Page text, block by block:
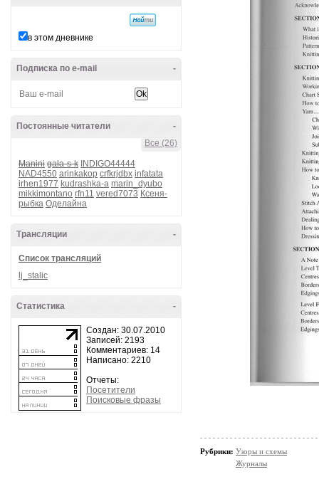
в этом дневнике
-
Подписка по e-mail
-
Постоянные читатели
Все (26)
Manini gala-s-k INDIGO44444
NAD4550 arinkakop crfkrjdbx infatata
irhen1977 kudrashka-a marin_dyubo
mikkimontano rfn11 vered7073 Ксеня-
рыбка Оделайна
-
Трансляции
Список трансляций
lj_stalic
-
Статистика
Создан: 30.07.2010
Записей: 2193
Комментариев: 14
Написано: 2210
Отчеты:
Посетители
Поисковые фразы
Рубрики: Узоры и схемы
Журналы